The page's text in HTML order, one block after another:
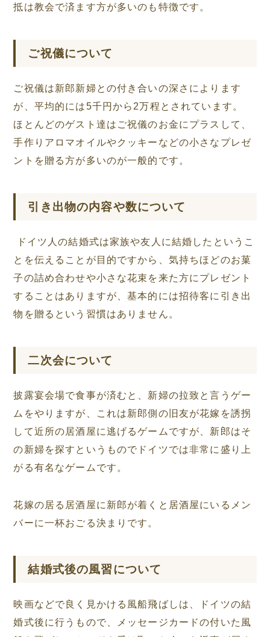
抵は教会で済ます方が多いのも特徴です。
ご祝儀について
ご祝儀は新郎新婦との付き合いの深さによります
が、平均的には5千円から2万程とされています。
ほとんどのゲスト達はご祝儀のお金にプラスして、
手作りアロマオイルやクッキーなどの小さなプレゼ
ントを贈る方が多いのが一般的です。
引き出物の内容や数について
ドイツ人の結婚式は家族や友人に結婚したというこ
とを伝えることが目的ですから、気持ちほどのお菓
子の詰め合わせや小さな花束を来た方にプレゼント
することはありますが、基本的には招待客に引き出
物を贈るという習慣はありません。
二次会について
披露宴会場で食事が済むと、新婦の拉致と言うゲー
ムをやりますが、これは新郎側の旧友が花嫁を誘拐
して近所の居酒屋に逃げるゲームですが、新郎はそ
の新婦を探すというものでドイツでは非常に盛り上
がる有名なゲームです。
花嫁の居る居酒屋に新郎が着くと居酒屋にいるメン
バーに一杯おごる決まりです。
結婚式後の風習について
映画などで良く見かける風船飛ばしは、ドイツの結
婚式後に行うもので、メッセージカードの付いた風